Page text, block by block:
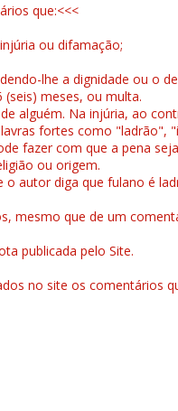
que:<<<
ou difamação;
lhe a dignidade ou o
(seis) meses, ou multa.
alguém. Na injúria, ao
fortes como "ladrão",
fazer com que a pena
ou origem.
o autor diga que fulano é
mesmo que de um
publicada pelo Site.
no site os comentários